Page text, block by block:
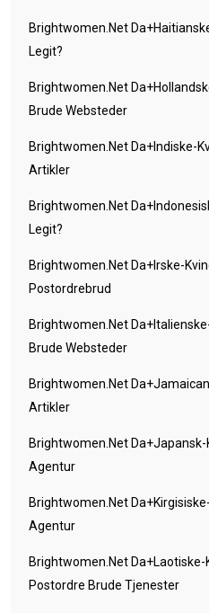
Brightwomen.net
Legit?
Brightwomen.net
Brude Websteder
Brightwomen.net Da+indiske-
Artikler
Brightwomen.net
Legit?
Brightwomen.net Da+irske-
Postordrebrud
Brightwomen.net
Brude Websteder
Brightwomen.net
Artikler
Brightwomen.net Da+japansk-
Agentur
Brightwomen.net
Agentur
Brightwomen.net
Postordre Brude Tjenester